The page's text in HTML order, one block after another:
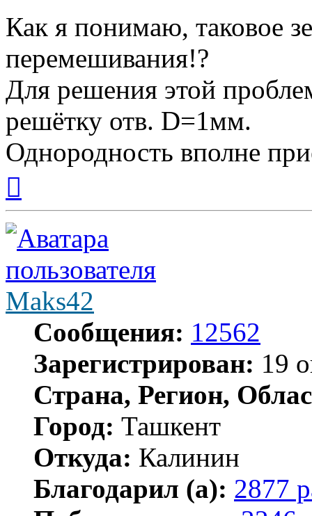
Как я понимаю, таковое
перемешивания!?
Для решения этой
решётку отв. D=1мм.
Однородность вполне
началу
Maks42
Сообщения: 12562
Зарегистрирован: 19
Страна, Регион,
Город: Ташкент
Откуда: Калинин
Благодарил (а): 2877